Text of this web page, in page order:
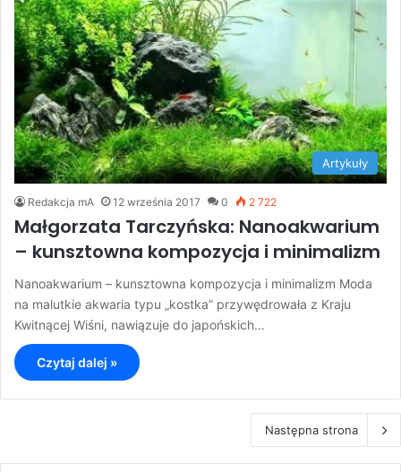
Artykuły
Redakcja mA 12 września 2017 0 2 722
Małgorzata Tarczyńska: Nanoakwarium
– kunsztowna kompozycja i minimalizm
Nanoakwarium – kunsztowna kompozycja i minimalizm Moda
na malutkie akwaria typu „kostka” przywędrowała z Kraju
Kwitnącej Wiśni, nawiązuje do japońskich…
Czytaj dalej »
Następna strona